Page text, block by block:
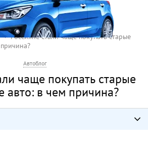
Россияне стали чаще покупать старые
Автоблог
чаще покупать старые
авто: в чем причина?